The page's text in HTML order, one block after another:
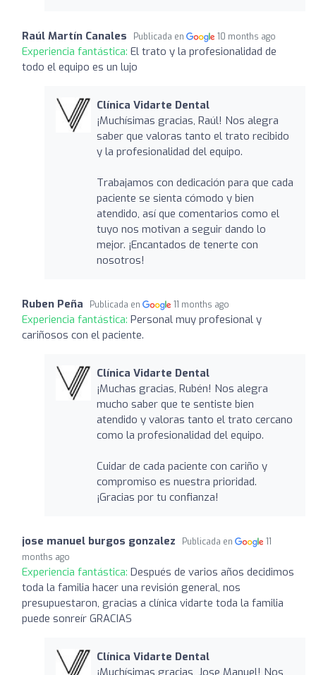
Raúl Martín Canales Publicada en 10 months ago
Experiencia fantástica: El trato y la profesionalidad de
todo el equipo es un lujo
Clínica Vidarte Dental
¡Muchísimas gracias, Raúl! Nos alegra
saber que valoras tanto el trato recibido
y la profesionalidad del equipo.
Trabajamos con dedicación para que cada
paciente se sienta cómodo y bien
atendido, así que comentarios como el
tuyo nos motivan a seguir dando lo
mejor. ¡Encantados de tenerte con
nosotros!
Ruben Peña Publicada en 11 months ago
Experiencia fantástica: Personal muy profesional y
cariñosos con el paciente.
Clínica Vidarte Dental
¡Muchas gracias, Rubén! Nos alegra
mucho saber que te sentiste bien
atendido y valoras tanto el trato cercano
como la profesionalidad del equipo.
Cuidar de cada paciente con cariño y
compromiso es nuestra prioridad.
¡Gracias por tu confianza!
jose manuel burgos gonzalez Publicada en
11
months ago
Experiencia fantástica: Después de varios años decidimos
toda la familia hacer una revisión general, nos
presupuestaron, gracias a clínica vidarte toda la familia
puede sonreír GRACIAS
Clínica Vidarte Dental
¡Muchísimas gracias, Jose Manuel! Nos